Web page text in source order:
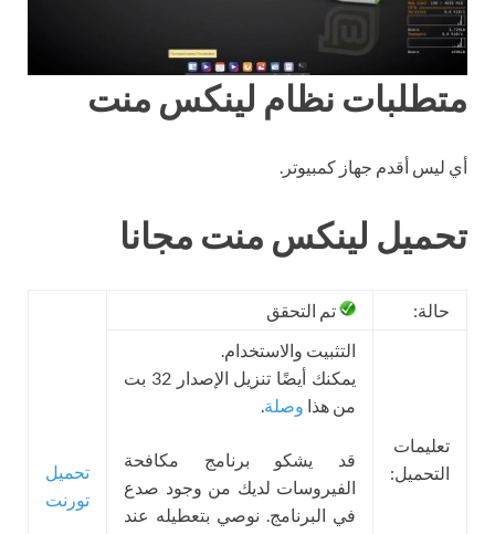
متطلبات نظام لينكس منت
أي ليس أقدم جهاز كمبيوتر.
تحميل لينكس منت مجانا
حالة: تم التحقق
تحميل
تورنت
تعليمات
التحميل:
التثبيت والاستخدام.
يمكنك أيضًا تنزيل الإصدار 32 بت
من هذا وصلة
قد يشكو برنامج مكافحة
الفيروسات لديك من وجود صدع
في البرنامج. نوصي بتعطيله عند